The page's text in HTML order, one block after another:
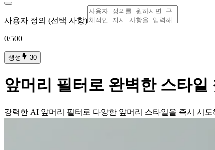
사용자 정의 (선택 사항)
0/500
생성 30
앞머리 필터로 완벽한 스타일
강력한 AI 앞머리 필터로 다양한 앞머리 스타일을 즉시 시